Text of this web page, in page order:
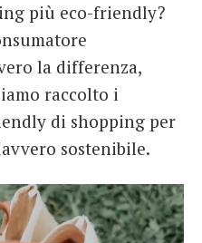
più eco-friendly?
la differenza,
raccolto i
di shopping per
sostenibile.